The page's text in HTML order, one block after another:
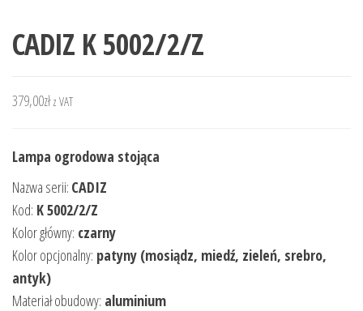
CADIZ K 5002/2/Z
379,00zł z VAT
Lampa ogrodowa stojąca
Nazwa serii: CADIZ
Kod: K 5002/2/Z
Kolor główny: czarny
Kolor opcjonalny: patyny (mosiądz, miedź, zieleń, srebro,
antyk)
Materiał obudowy: aluminium